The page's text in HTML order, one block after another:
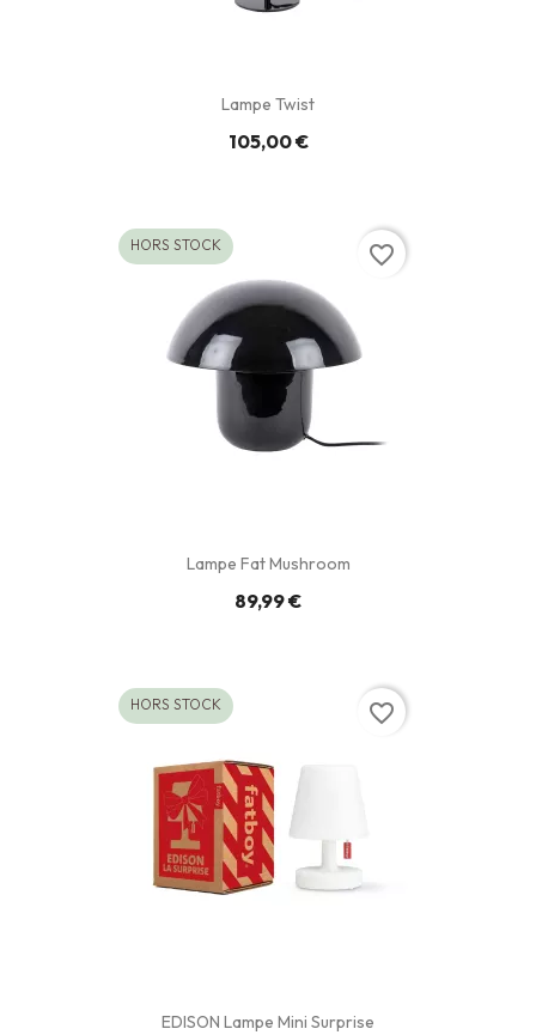
Lampe Twist
105,00 €
Lampe Fat Mushroom
89,99 €
HORS STOCK favorite_border
EDISON Lampe Mini Surprise
HORS STOCK favorite_border